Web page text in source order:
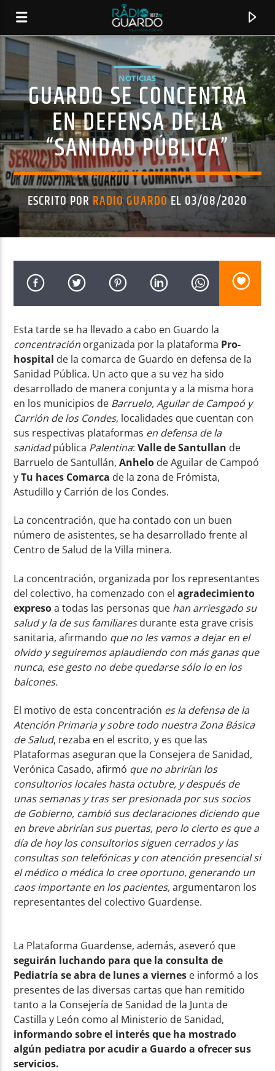
CANCIÓN ACTUAL
ARTISTA
Radio AMGu
NOTICIAS
GUARDO SE CONCENTRA
EN DEFENSA DE LA
“SANIDAD PÚBLICA”
ESCRITO POR RADIO GUARDOEL 03/08/2020
Esta tarde se ha llevado a cabo en Guardo la
concentración organizada por la plataforma Pro-
hospital de la comarca de Guardo en defensa de la
Sanidad Pública. Un acto que a su vez ha sido
desarrollado de manera conjunta y a la misma hora
en los municipios de Barruelo, Aguilar de Campoó y
Carrión de los Condes, localidades que cuentan con
sus respectivas plataformas en defensa de la
sanidadpública Palentina:Valle de Santullan de
Barruelo de Santullán,Anhelo de Aguilar de Campoó
yTu haces Comarca de la zona de Frómista,
Astudillo y Carrión de los Condes.
La concentración, que ha contado con un buen
número de asistentes, se ha desarrollado frente al
Centro de Salud de la Villa minera.
La concentración, organizada por los representantes
del colectivo, ha comenzado con elagradecimiento
expresoa todas las personas que han arriesgado su
salud y la de sus familiaresdurante esta grave crisis
sanitaria, afirmando que no les vamos a dejar en el
olvido y seguiremos aplaudiendo con más ganas que
nunca, ese gesto no debe quedarse sólo lo en los
balcones.
El motivo de esta concentración es la defensa de la
Atención Primaria y sobre todo nuestra Zona Básica
de Salud, rezaba en el escrito, y es que las
Plataformas aseguran que la Consejera de Sanidad,
Verónica Casado, afirmó que no abrirían los
consultorios locales hasta octubre, y después de
unas semanas y tras ser presionada por sus socios
de Gobierno, cambió sus declaraciones diciendo que
en breve abrirían sus puertas, pero lo cierto es que a
día de hoy los consultorios siguen cerrados y las
consultas son telefónicas y con atención presencial si
el médico o médica lo cree oportuno, generando un
caos importante en los pacientes,argumentaron los
representantes del colectivo Guardense.
La Plataforma Guardense, además, aseveró que
seguirán luchando para que la consulta de
Pediatría se abra de lunes a viernes e informó a los
presentes de las diversas cartas que han remitido
tanto a la Consejería de Sanidad de la Junta de
Castilla y León como al Ministerio de Sanidad,
informando sobre el interés que ha mostrado
algún pediatra por acudir a Guardo a ofrecer sus
servicios.